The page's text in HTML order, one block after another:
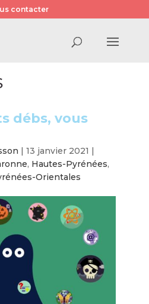
contacter
débs, vous
| 13 janvier 2021 |
, Hautes-Pyrénées,
Orientales